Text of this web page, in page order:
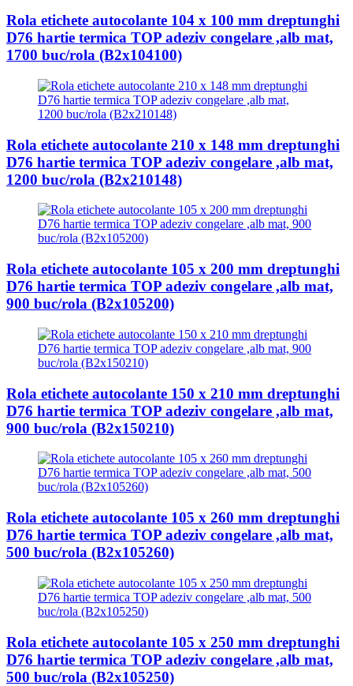
Rola etichete autocolante 104 x 100 mm dreptunghi
D76 hartie termica TOP adeziv congelare ,alb mat,
1700 buc/rola (B2x104100)
Rola etichete autocolante 210 x 148 mm dreptunghi
D76 hartie termica TOP adeziv congelare ,alb mat,
1200 buc/rola (B2x210148)
Rola etichete autocolante 105 x 200 mm dreptunghi
D76 hartie termica TOP adeziv congelare ,alb mat,
900 buc/rola (B2x105200)
Rola etichete autocolante 150 x 210 mm dreptunghi
D76 hartie termica TOP adeziv congelare ,alb mat,
900 buc/rola (B2x150210)
Rola etichete autocolante 105 x 260 mm dreptunghi
D76 hartie termica TOP adeziv congelare ,alb mat,
500 buc/rola (B2x105260)
Rola etichete autocolante 105 x 250 mm dreptunghi
D76 hartie termica TOP adeziv congelare ,alb mat,
500 buc/rola (B2x105250)